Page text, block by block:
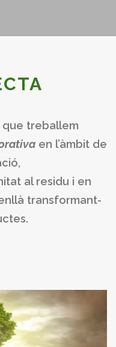
treballem
en l’àmbit de
al residu i en
transformant-